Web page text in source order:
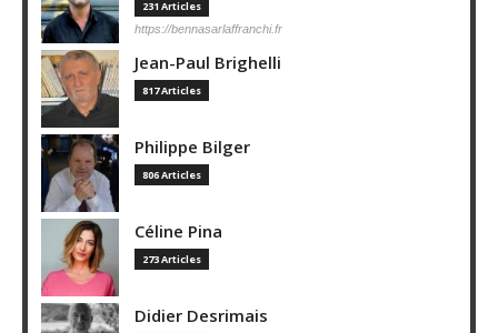
231 Articles
https://bennasarlaffranchi.fr
Jean-Paul Brighelli
817 Articles
Philippe Bilger
806 Articles
Céline Pina
273 Articles
Didier Desrimais